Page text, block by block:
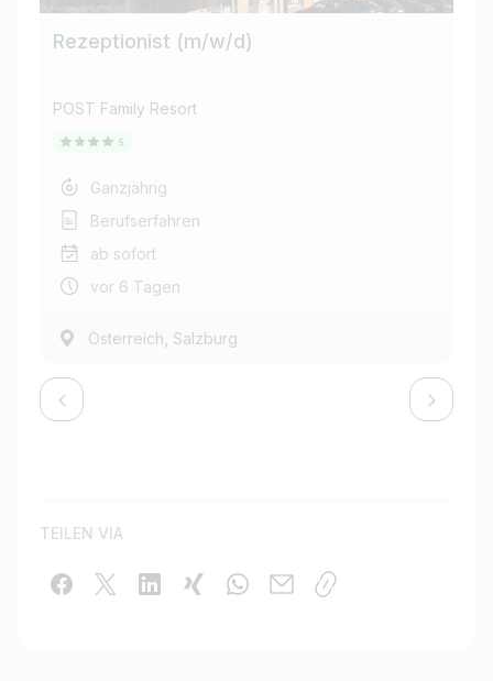
Rezeptionist (m/w/d)
POST Family Resort
Ganzjährig
Berufserfahren
ab sofort
vor 6 Tagen
Österreich, Salzburg
TEILEN VIA